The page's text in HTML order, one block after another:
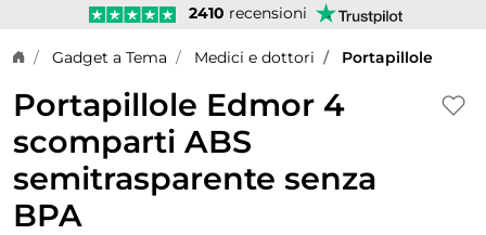
2410 recensioni
Home page
Gadget a Tema Medici e dottori Portapillole
Portapillole Edmor 4
scomparti ABS
semitrasparente senza
BPA